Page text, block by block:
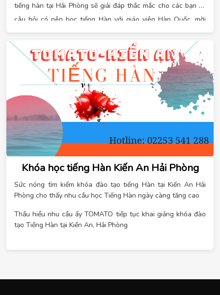
tiếng hàn tại Hải Phòng sẽ giải đáp thắc mắc cho các bạn về
câu hỏi có nên học tiếng Hàn với giáo viên Hàn Quốc, mời
các bạn cùng theo dõi nhé!
Khóa học tiếng Hàn Kiến An Hải Phòng
Sức nóng tìm kiếm khóa đào tạo tiếng Hàn tại Kiến An Hải
Phòng cho thấy nhu cầu học Tiếng Hàn ngày càng tăng cao
Thấu hiểu nhu cầu ấy TOMATO tiếp tục khai giảng khóa đào
tạo Tiếng Hàn tại Kiến An, Hải Phòng